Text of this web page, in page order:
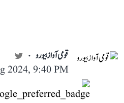
قومی آواز بیورو
2024, 9:40 PM